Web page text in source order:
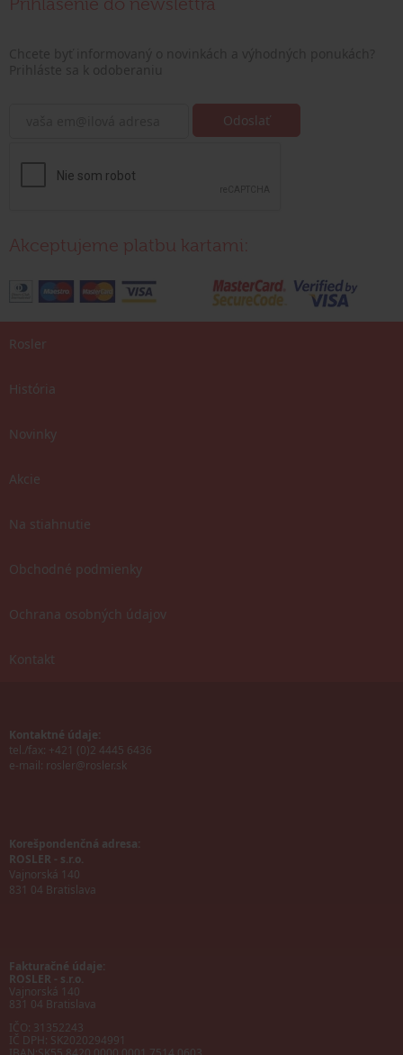
Akceptujeme platbu kartami:
Rosler
História
Novinky
Akcie
Na stiahnutie
Obchodné podmienky
Ochrana osobných údajov
Kontakt
Kontaktné údaje:
tel./fax: +421 (0)2 4445 6436
e-mail: rosler@rosler.sk
Korešpondenčná adresa:
ROSLER - s.r.o.
Vajnorská 140
831 04 Bratislava
Fakturačné údaje:
ROSLER - s.r.o.
Vajnorská 140
831 04 Bratislava
IČO: 31352243
IČ DPH: SK2020294991